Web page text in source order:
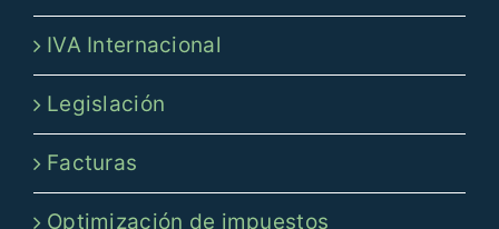
IVA Internacional
Legislación
Facturas
Optimización de impuestos